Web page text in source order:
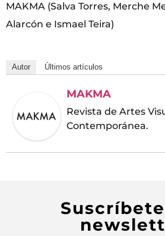
MAKMA (Salva Torres, Merche
Alarcón e Ismael Teira)
Autor Últimos artículos
MAKMA
Revista de Artes
Contemporánea.